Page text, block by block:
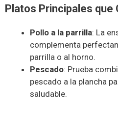
Platos Principales que
Pollo a la parrilla: La
complementa
parrilla o al horno.
Pescado: Prueba
pescado a la plancha
saludable.